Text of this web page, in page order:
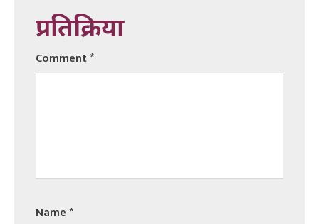
प्रतिक्रिया
Comment*
Name*